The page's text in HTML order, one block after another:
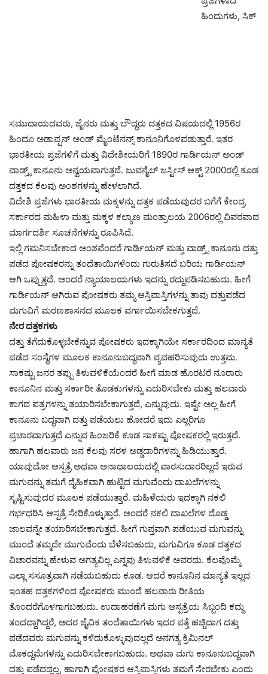
ಹಿಂದುಗಳು, ಸಿಕ್
ಸಮುದಾಯದವರು, ಜೈನರು ಮತ್ತು ಬೌದ್ಧರು ದತ್ತಕದ ವಿಷಯದಲ್ಲಿ 1956ರ
ಹಿಂದೂ ಅಡಾಪ್ಷನ್ ಅಂಡ್ ಮೈಂಟೆನನ್ಸ್ ಕಾನೂನಿಗೊಳಪಡುತ್ತಾರೆ. ಇತರ
ಭಾರತೀಯ ಪ್ರಜೆಗಳಿಗೆ ಮತ್ತು ವಿದೇಶೀಯರಿಗೆ 1890ರ ಗಾರ್ಡಿಯನ್ ಅಂಡ್
ವಾಡ್ರ್ಸ್ ಕಾನೂನು ಅನ್ವಯವಾಗುತ್ತದೆ. ಜುವನೈಲ್ ಜಸ್ಟೀಸ್ ಆಕ್ಟ್ 2000ರಲ್ಲಿ ಕೂಡ
ದತ್ತಕದ ಕೆಲವು ಅಂಶಗಳನ್ನು ಹೇಳಲಾಗಿದೆ.
ವಿದೇಶಿ ಪ್ರಜೆಗಳು ಭಾರತೀಯ ಮಕ್ಕಳನ್ನು ದತ್ತಕ ಪಡೆಯವುದರ ಬಗೆಗೆ ಕೇಂದ್ರ
ಸರ್ಕಾರದ ಮಹಿಳಾ ಮತ್ತು ಮಕ್ಕಳ ಕಲ್ಯಾಣ ಮಂತ್ರಾಲಯ 2006ರಲ್ಲಿ ವಿವರವಾದ
ಮಾರ್ಗದರ್ಶಿ ಸೂಚನೆಗಳನ್ನು ರೂಪಿಸಿದೆ.
ಇಲ್ಲಿ ಗಮನಿಸಬೇಕಾದ ಅಂಶವೆಂದರೆ ಗಾರ್ಡಿಯನ್ ಮತ್ತು ವಾಡ್ರ್ಸ್ ಕಾನೂನು ದತ್ತು
ಪಡೆದ ಪೋಷಕರನ್ನು ತಂದೆತಾಯಿಗಳೆಂದು ಗುರುತಿಸದೆ ಬರಿಯ ಗಾರ್ಡಿಯನ್
ಆಗಿ ಒಪ್ಪುತ್ತದೆ. ಅಂದರೆ ನ್ಯಾಯಾಲಯಗಳು ಇದನ್ನು ರದ್ದುಪಡಿಸಬಹುದು. ಹೀಗೆ
ಗಾರ್ಡಿಯನ್ ಆಗಿರುವ ಪೋಷಕರು ತಮ್ಮ ಆಸ್ತಿಪಾಸ್ತಿಗಳನ್ನು ತಾವು ದತ್ತುಪಡೆದ
ಮಗುವಿಗೆ ಮರಣಶಾಸನದ ಮೂಲಕ ವರ್ಗಾಯಿಸಬೇಕಗುತ್ತದೆ.
ನೇರ ದತ್ತಕಗಳು
ದತ್ತು ತೆಗೆದುಕೊಳ್ಳಬೇಕೆನ್ನುವ ಪೋಷಕರು ಇದಕ್ಕಾಗಿಯೇ ಸರ್ಕಾರದಿಂದ ಮಾನ್ಯತೆ
ಪಡೆದ ಸಂಸ್ಥೆಗಳ ಮೂಲಕ ಕಾನೂನುಬದ್ಧವಾಗಿ ವ್ಯವಹರಿಸುವುದು ಉತ್ತಮ.
ಸಾಕಷ್ಟು ಜನರ ತಪ್ಪು ತಿಳುವಳಿಕೆಯೆಂದರೆ ಹೀಗೆ ಮಾಡ ಹೊರಟರೆ ನೂರಾರು
ಕಾನೂನಿನ ಮತ್ತು ಸರ್ಕಾರೀ ತೊಡಕುಗಳನ್ನು ಎದುರಿಸಬೇಕು ಮತ್ತು ಹಲವಾರು
ಕಾಗದ ಪತ್ರಗಳನ್ನು ತಯಾರಿಸಬೇಕಾಗುತ್ತದೆ, ಎನ್ನುವುದು. ಇಷ್ಟೇ ಅಲ್ಲ ಹೀಗೆ
ಕಾನೂನು ಬದ್ಧವಾಗಿ ದತ್ತು ಪಡೆಯಲು ಹೋದರೆ ಇದು ಎಲ್ಲರಿಗೂ
ಪ್ರಚಾರವಾಗುತ್ತದೆ ಎನ್ನುವ ಹಿಂಜರಿಕೆ ಕೂಡ ಸಾಕಷ್ಟು ಪೋಷಕರಲ್ಲಿ ಇರುತ್ತದೆ.
ಹಾಗಾಗಿ ಹಲವಾರು ಜನ ಕೆಲವು ಸರಳ ಅಡ್ಡದಾರಿಗಳನ್ನು ಹಿಡಿಯುತ್ತಾರೆ.
ಯಾವುದೋ ಆಸ್ಪತ್ರೆ ಅಥವಾ ಅನಾಥಾಲಯದಲ್ಲಿ ವಾರಸುದಾರರಿಲ್ಲದೆ ಇರುವ
ಮಗುವನ್ನು ತಮಗೆ ದೈಹಿಕವಾಗಿ ಹುಟ್ಟಿದ ಮಗುವೆಂದು ದಾಖಲೆಗಳನ್ನು
ಸೃಷ್ಟಿಸುವುದರ ಮೂಲಕ ಪಡೆಯುತ್ತಾರೆ. ಮಹಿಳೆಯರು ಇದಕ್ಕಾಗಿ ನಕಲಿ
ಗರ್ಭಧರಿಸಿ ಆಸ್ಪತ್ರೆ ಸೇರಿಕೊಳ್ಳುತ್ತಾರೆ. ಅಂದರೆ ನಕಲಿ ದಾಖಲೆಗಳ ದೊಡ್ಡ
ಜಾಲವನ್ನೇ ತಯಾರಿಸಬೇಕಾಗುತ್ತದೆ. ಹೀಗೆ ಗುಪ್ತವಾಗಿ ಪಡೆಯುವ ಮಗುವನ್ನು
ಮುಂದೆ ತಮ್ಮದೇ ಮುಗುವೆಂದು ಬೆಳೆಸಬಹುದು, ಮಗುವಿಗೂ ಕೂಡ ದತ್ತಕದ
ವಿಚಾರವನ್ನು ಹೇಳುವ ಅಗತ್ಯವಿಲ್ಲ ಎನ್ನವು ತಿಳುವಳಿಕೆ ಅವರದು. ಕೆಲವೊಮ್ಮೆ
ಎಲ್ಲಾ ಸಸೂತ್ರವಾಗಿ ನಡೆಯಬಹುದು ಕೂಡ. ಆದರೆ ಕಾನೂನಿನ ಮಾನ್ಯತೆ ಇಲ್ಲದ
ಇಂತಹ ದತ್ತಕಗಳಿಂದ ಪೋಷಕರು ಮುಂದೆ ಹಲವಾರು ರೀತಿಯ
ತೊಂದರೆಗೊಳಗಾಗಬಹುದು. ಉದಾಹರಣೆಗೆ ಮಗು ಆಸ್ಪತ್ರೆಯ ಸಿಬ್ಬಂದಿ ಕದ್ದು
ತಂದದ್ದಾಗಿದ್ದರೆ, ಅದರ ಜೈವಿಕ ತಂದೆತಾಯಿಗಳು ಇದರ ಪತ್ತೆ ಹಚ್ಚಿದಾಗ ದತ್ತು
ಪಡೆದವರು ಮಗುವನ್ನು ಕಳೆದುಕೊಳ್ಳುವುದಲ್ಲದೆ ಅನಗತ್ಯ ಕ್ರಿಮಿನಲ್
ಮೊಕದ್ದಮೆಗಳನ್ನು ಎದುರಿಸಬೇಕಾಗಬಹುದು. ಅಥವಾ ಮಗು ಕಾನೂನುಬದ್ದವಾಗಿ
ದತ್ತು ಪಡೆದದ್ದಲ್ಲ, ಹಾಗಾಗಿ ಪೋಷಕರ ಆಸ್ತಿಪಾಸ್ತಿಗಳು ತಮಗೆ ಸೇರಬೇಕು ಎಂದು